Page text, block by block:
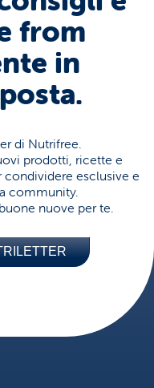
from
in
di Nutrifree.
prodotti, ricette e
esclusive e
community.
nuove per te.